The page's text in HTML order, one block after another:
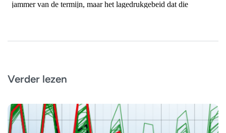
Verder lezen